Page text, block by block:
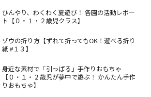
ひんやり、わくわく夏遊び！ 各園の活動レポー
ト【０・１・２歳児クラス】
ゾウの折り方【ずれて折ってもOK！遊べる折り
紙 #１３】
身近な素材で「引っぱる」手作りおもちゃ
【０・１・２歳児が夢中で遊ぶ！ かんたん手作
りおもちゃ】